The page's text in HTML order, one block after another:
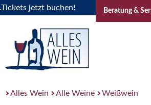
jetzt buchen! "Das Sommerfest
Beratung &
Alles Wein Alle Weine Weißwein